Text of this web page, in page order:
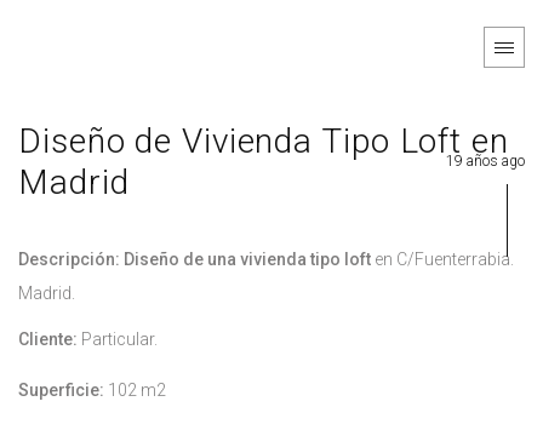
Diseño de Vivienda Tipo Loft en
Madrid
19 años ago
Descripción: Diseño de una vivienda tipo loft en C/Fuenterrabia.
Madrid.
Cliente: Particular.
Superficie: 102 m2